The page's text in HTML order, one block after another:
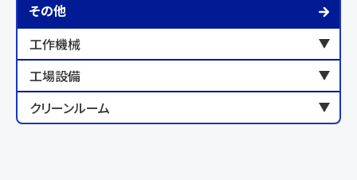
その他
工作機械
工場設備
クリーンルーム